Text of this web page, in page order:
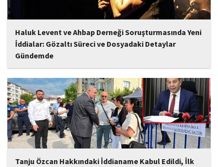
Haluk Levent ve Ahbap Derneği Soruşturmasında Yeni
İddialar: Gözaltı Süreci ve Dosyadaki Detaylar
Gündemde
İstanbul Cumhuriyet Başsavcılığı tarafından yürütülen ve Haluk
Levent ile kurucusu olduğu Ahbap Derneği'ni kapsadığı belirtilen
soruşturmaya ilişkin yeni iddialar gündeme geldi. Edinilen
bilgilere göre, soruşturmanın ani bir operasyonla değil, aylar...
Tanju Özcan Hakkındaki İddianame Kabul Edildi, İlk